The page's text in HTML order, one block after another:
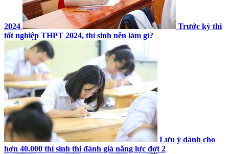
2024
Trước kỳ thi
tốt nghiệp THPT 2024, thí sinh nên làm gì?
Lưu ý dành cho
hơn 40.000 thí sinh thi đánh giá năng lực đợt 2